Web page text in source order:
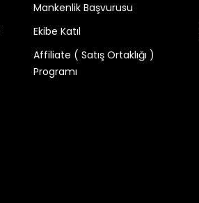
Mankenlik Başvurusu
Ekibe Katıl
Affiliate ( Satış Ortaklığı )
Programı